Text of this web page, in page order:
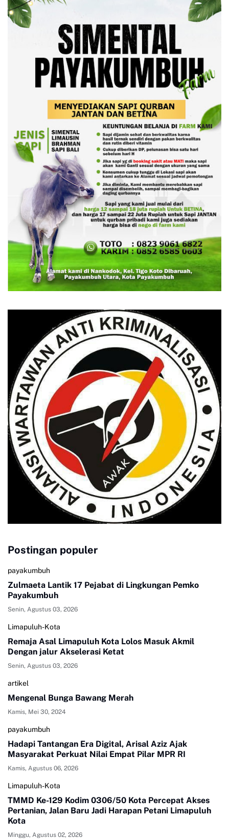
Postingan populer
payakumbuh
Zulmaeta Lantik 17 Pejabat di Lingkungan Pemko
Payakumbuh
Senin, Agustus 03, 2026
Limapuluh-Kota
Remaja Asal Limapuluh Kota Lolos Masuk Akmil
Dengan jalur Akselerasi Ketat
Senin, Agustus 03, 2026
artikel
Mengenal Bunga Bawang Merah
Kamis, Mei 30, 2024
payakumbuh
Hadapi Tantangan Era Digital, Arisal Aziz Ajak
Masyarakat Perkuat Nilai Empat Pilar MPR RI
Kamis, Agustus 06, 2026
Limapuluh-Kota
TMMD Ke-129 Kodim 0306/50 Kota Percepat Akses
Pertanian, Jalan Baru Jadi Harapan Petani Limapuluh
Kota
Minggu, Agustus 02, 2026